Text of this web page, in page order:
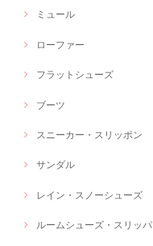
ミュール
ローファー
フラットシューズ
ブーツ
スニーカー・スリッポン
サンダル
レイン・スノーシューズ
ルームシューズ・スリッパ